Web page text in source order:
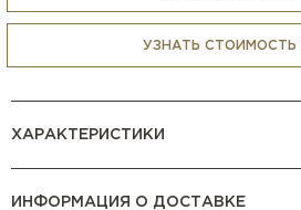
УЗНАТЬ СТОИМОСТЬ
ХАРАКТЕРИСТИКИ
ИНФОРМАЦИЯ О ДОСТАВКЕ